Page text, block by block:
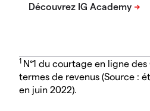
1 N°1 du courtage en ligne
termes de revenus (Source :
en juin 2022).